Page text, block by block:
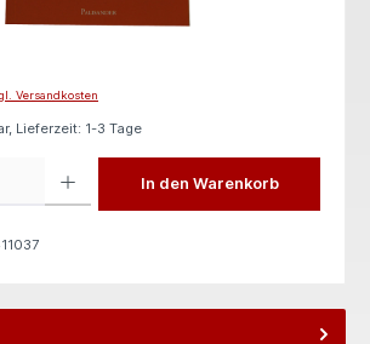
Versandkosten
Lieferzeit: 1-3 Tage
In den Warenkorb